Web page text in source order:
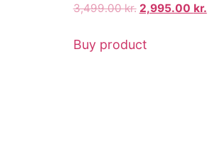
3,499.00kr. 2,995.00 kr.
Buy product